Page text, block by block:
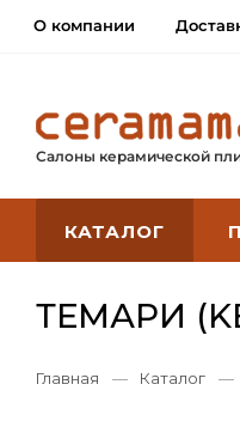
О компании
Салоны керамической
КАТАЛОГ
ТЕМАРИ
Главная — Каталог —